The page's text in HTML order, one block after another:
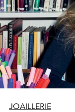
JOAILLERIE